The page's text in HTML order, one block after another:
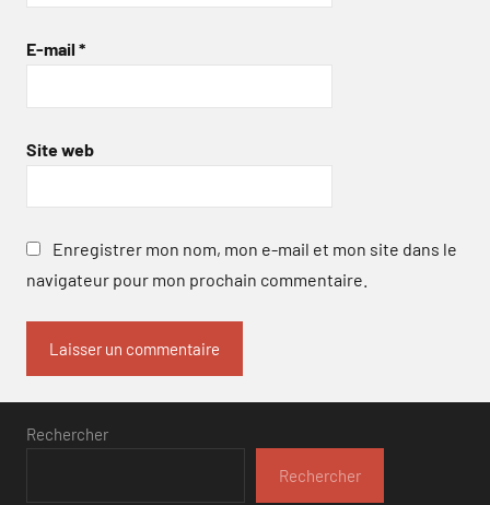
E-mail *
Site web
Enregistrer mon nom, mon e-mail et mon site dans le
navigateur pour mon prochain commentaire.
Rechercher
Rechercher